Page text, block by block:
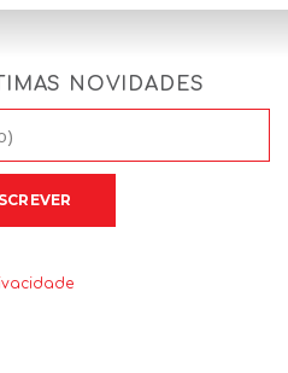
NOVIDADES